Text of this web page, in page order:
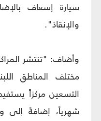
سيارة إسعاف
والإنقاذ".
وأضاف: "تنتشر
مختلف المناطق
التسعين مركزاً